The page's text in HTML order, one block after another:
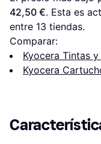
42,50 €. Esta es
entre 13 tiendas.
Comparar:
Kyocera Tintas y
Kyocera